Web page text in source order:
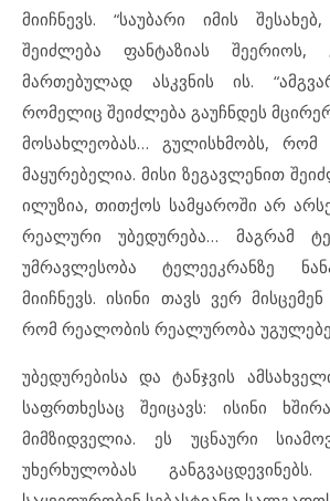
მიიჩნევს. “საუბარი იმის
შეიძლება ფანტაზიას შეერიოს,
მართებულად ასკვნის ის.
რომელიც შეიძლება გაუჩნდეს
მოსახლეობას… გულისხმობს, რომ
მაყურებელია. მისი ზეგავლენით
ილუზია, თითქოს სამყაროში არ
რეალური უბედურება… მაგრამ
უმრავლესობა ტელეეკრანზე
მიიჩნევს. ისინი თავს ვერ
რომ რეალობის რეალურობა
უბედურებისა და ტანჯვის
საფრთხესაც შეიცავს: ისინი
მიმზიდველია. ეს უცნაური
უხერხულობას